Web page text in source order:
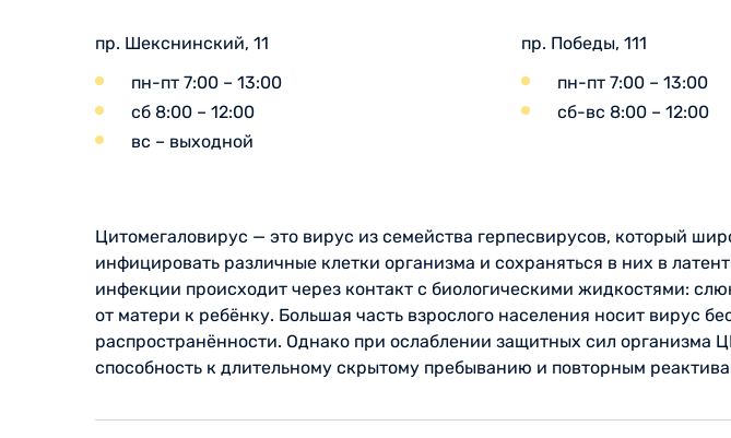
пр. Шекснинский, 11
пн-пт 7:00 – 13:00
сб 8:00 – 12:00
вс – выходной
пр. Победы, 111
пн-пт 7:00 – 13:00
сб-вс 8:00 – 12:00
Цитомегаловирус — это вирус из семейства герпесвирусов, который
инфицировать различные клетки организма и сохраняться в них в
инфекции происходит через контакт с биологическими жидкостями:
от матери к ребёнку. Большая часть взрослого населения носит вирус
распространённости. Однако при ослаблении защитных сил организма
способность к длительному скрытому пребыванию и повторным